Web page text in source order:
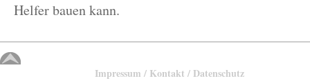
Helfer bauen kann.
Impressum / Kontakt / Datenschutz